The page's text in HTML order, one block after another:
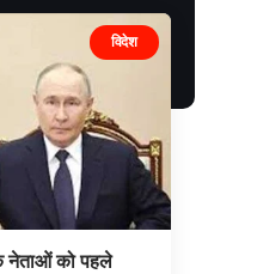
विदेश
नेताओं को पहले